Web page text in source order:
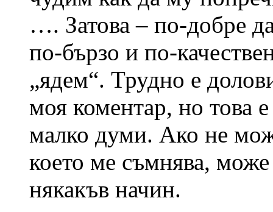
…. Затова – по-добре
по-бързо и по-
„ядем“. Трудно е
моя коментар, но това
малко думи. Ако не
което ме съмнява,
някакъв начин.